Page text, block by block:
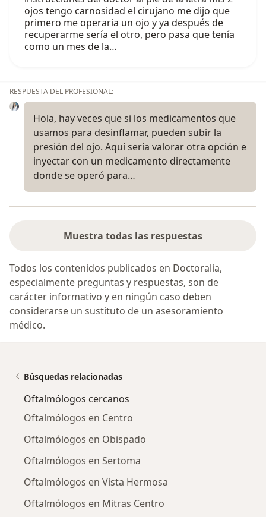
ojos tengo carnosidad el cirujano me dijo que
primero me operaria un ojo y ya después de
recuperarme sería el otro, pero pasa que tenía
como un mes de la…
RESPUESTA DEL PROFESIONAL:
Hola, hay veces que si los medicamentos que
usamos para desinflamar, pueden subir la
presión del ojo. Aquí sería valorar otra opción e
inyectar con un medicamento directamente
donde se operó para…
Muestra todas las respuestas
Todos los contenidos publicados en Doctoralia,
especialmente preguntas y respuestas, son de
carácter informativo y en ningún caso deben
considerarse un sustituto de un asesoramiento
médico.
Búsquedas relacionadas
Oftalmólogos cercanos
Oftalmólogos en Centro
Oftalmólogos en Obispado
Oftalmólogos en Sertoma
Oftalmólogos en Vista Hermosa
Oftalmólogos en Mitras Centro